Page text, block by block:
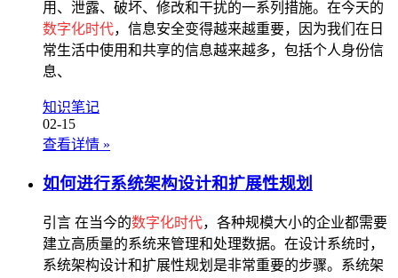
用、泄露、破坏、修改和干扰的一系列措施。在今天的
数字化时代，信息安全变得越来越重要，因为我们在日
常生活中使用和共享的信息越来越多，包括个人身份信
息、
知识笔记
02-15
查看详情 »
如何进行系统架构设计和扩展性规划
引言 在当今的数字化时代，各种规模大小的企业都需要
建立高质量的系统来管理和处理数据。在设计系统时，
系统架构设计和扩展性规划是非常重要的步骤。系统架